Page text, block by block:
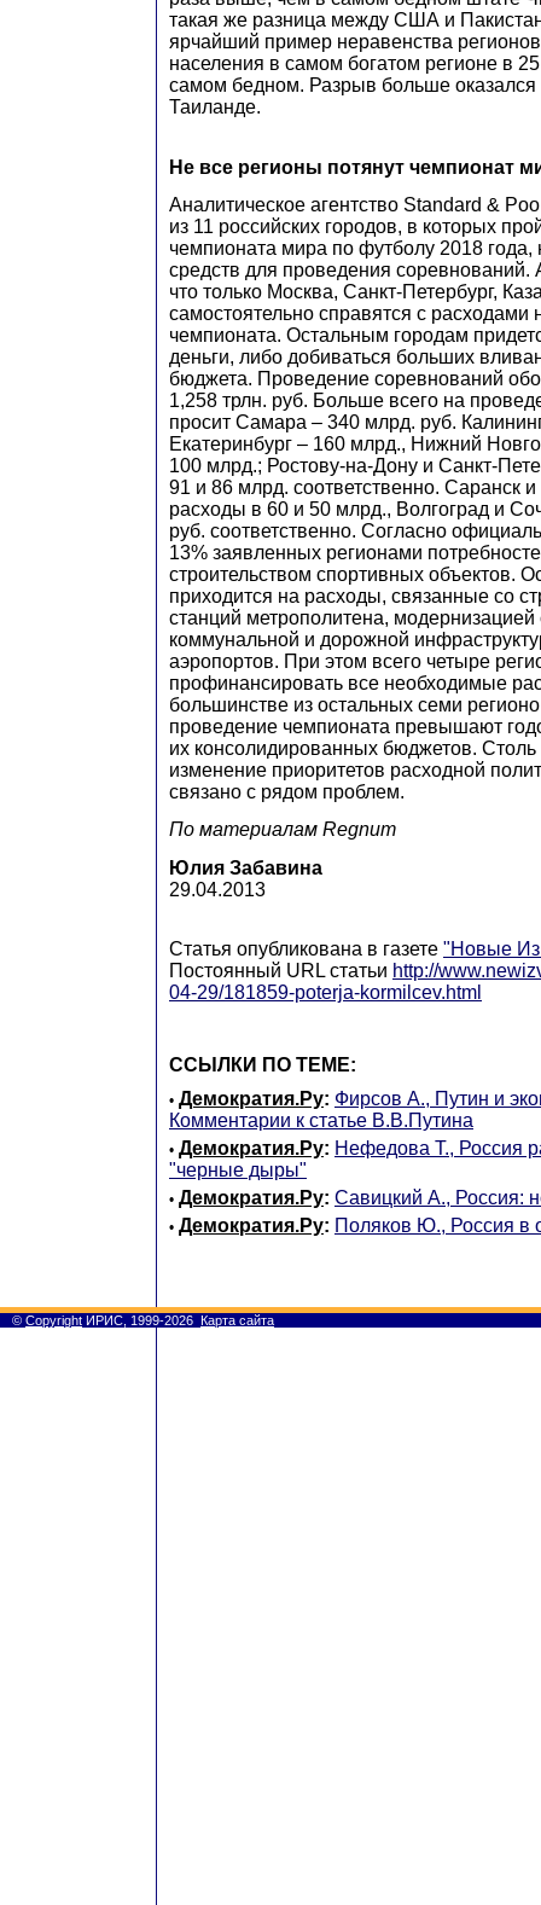
такая же разница между США и
ярчайший пример неравенства
населения в самом богатом регионе в
самом бедном. Разрыв больше оказался
Таиланде.
Не все регионы потянут чемпионат
Аналитическое агентство Standard &
из 11 российских городов, в которых
чемпионата мира по футболу 2018 года,
средств для проведения соревнований.
что только Москва, Санкт-Петербург,
самостоятельно справятся с расходами
чемпионата. Остальным городам
деньги, либо добиваться больших
бюджета. Проведение соревнований
1,258 трлн. руб. Больше всего на
просит Самара – 340 млрд. руб.
Екатеринбург – 160 млрд., Нижний
100 млрд.; Ростову-на-Дону и Санкт-
91 и 86 млрд. соответственно. Саранск
расходы в 60 и 50 млрд., Волгоград и
руб. соответственно. Согласно
13% заявленных регионами
строительством спортивных объектов.
приходится на расходы, связанные со
станций метрополитена, модернизацией
коммунальной и дорожной
аэропортов. При этом всего четыре
профинансировать все необходимые
большинстве из остальных семи
проведение чемпионата превышают
их консолидированных бюджетов. Столь
изменение приоритетов расходной
связано с рядом проблем.
По материалам Regnum
Юлия Забавина
29.04.2013
Статья опубликована в газете "Новые
Постоянный URL статьи http://
04-29/181859-poterja-kormilcev.html
ССЫЛКИ ПО ТЕМЕ:
• Демократия.Ру: Фирсов А., Путин и
Комментарии к статье В.В.Путина
• Демократия.Ру: Нефедова Т., Россия
"черные дыры"
• Демократия.Ру: Савицкий А., Россия:
• Демократия.Ру: Поляков Ю., Россия в
© Copyright ИРИС, 1999-2026 Карта сайта